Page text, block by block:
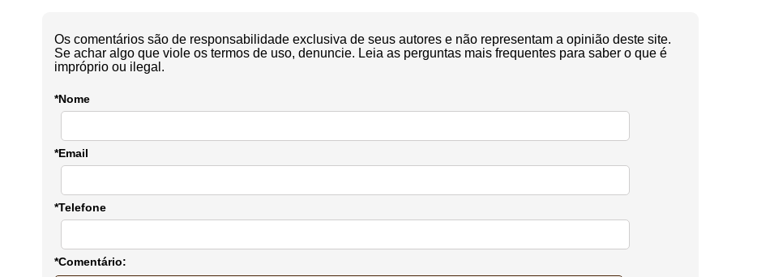
Os comentários são de responsabilidade exclusiva de seus autores e não representam a opinião deste site.
Se achar algo que viole os termos de uso, denuncie. Leia as perguntas mais frequentes para saber o que é
impróprio ou ilegal.
*Nome
*Email
*Telefone
*Comentário: